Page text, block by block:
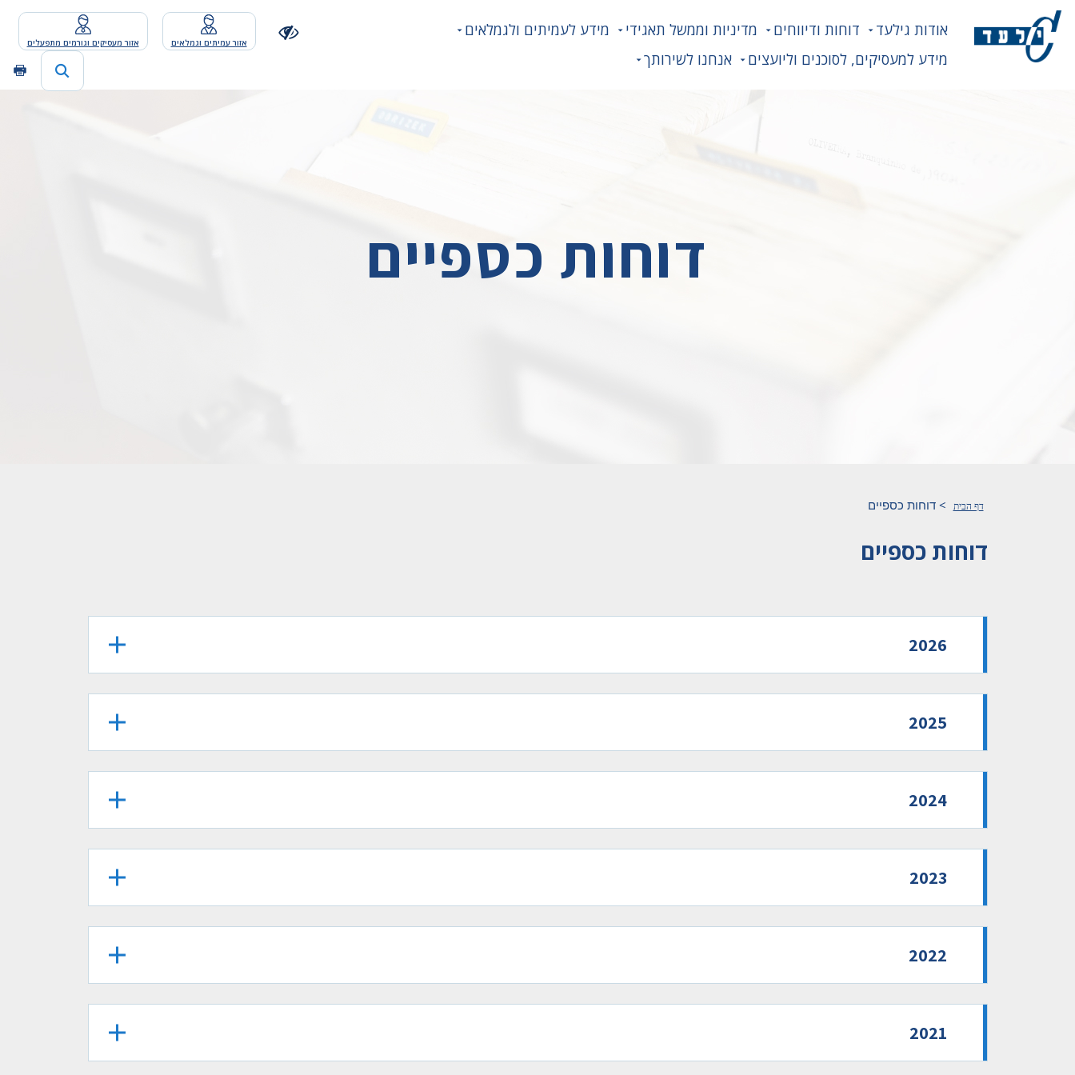
אודות גילעד דוחות ודיווחים מדיניות וממשל תאגידי
מידע לעמיתים ולגמלאים
מידע למעסיקים, לסוכנים וליועצים
אנחנו לשירותך
אזור עמיתים וגמלאים אזור מעסיקים וגורמים מתפעלים
דוחות כספיים
דף הבית >דוחות כספיים
דוחות כספיים
2026
2025
2024
2023
2022
2021